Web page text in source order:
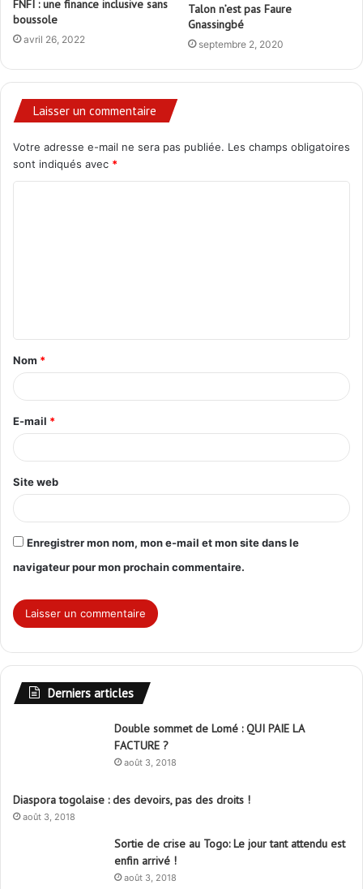
FNFI : une finance inclusive sans
boussole
avril 26, 2022
Talon n’est pas Faure
Gnassingbé
septembre 2, 2020
Laisser un commentaire
Votre adresse e-mail ne sera pas publiée. Les champs obligatoires
sont indiqués avec *
t
a
e
*
Nom *
E-mail *
Site web
Enregistrer mon nom, mon e-mail et mon site dans le
navigateur pour mon prochain commentaire.
Derniers articles
Double sommet de Lomé : QUI PAIE LA
FACTURE ?
août 3, 2018
Diaspora togolaise : des devoirs, pas des droits !
août 3, 2018
Sortie de crise au Togo: Le jour tant attendu est
enfin arrivé !
août 3, 2018